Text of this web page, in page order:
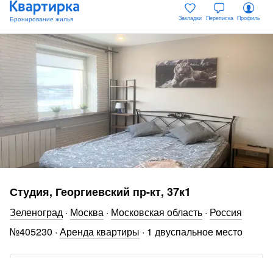
Закладки Переписка Профиль
Студия, Георгиевский пр-кт, 37к1
Зеленоград · Москва · Московская область · Россия
№405230 · Аренда квартиры · 1 двуспальное место